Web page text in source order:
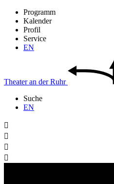
Programm
Kalender
Profil
Service
EN
Theateran derRuhr
Suche
EN



